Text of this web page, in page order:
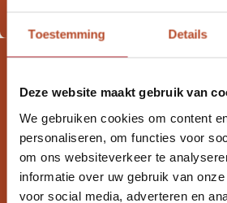
Toestemming Details
Deze website maakt gebruik van
We gebruiken cookies om content
personaliseren, om functies voor
om ons websiteverkeer te
informatie over uw gebruik van
voor social media, adverteren en
Wil jij altijd als
hoogte zijn van